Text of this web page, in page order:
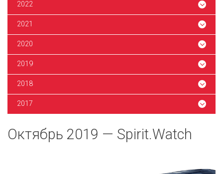
2022
2021
2020
2019
2018
2017
Октябрь 2019 — Spirit.Watch